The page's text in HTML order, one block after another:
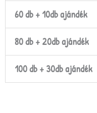
60 db + 10db ajándék
80 db + 20db ajándék
100 db + 30db ajándék